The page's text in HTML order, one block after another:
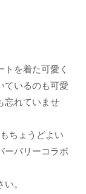
を着た可愛く
ているのも可愛
忘れていませ
ちょうどよい
ーバリーコラボ
。